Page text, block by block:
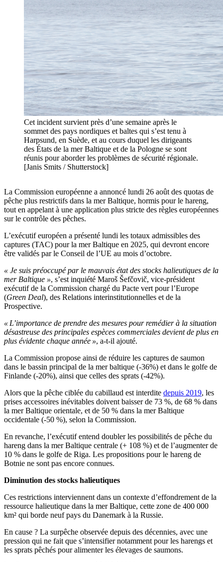
Cet incident survient près d’une semaine après le
sommet des pays nordiques et baltes qui s’est tenu à
Harpsund, en Suède, et au cours duquel les dirigeants
des États de la mer Baltique et de la Pologne se sont
réunis pour aborder les problèmes de sécurité régionale.
[Janis Smits / Shutterstock]
La Commission européenne a annoncé lundi 26 août des quotas de
pêche plus restrictifs dans la mer Baltique, hormis pour le hareng,
tout en appelant à une application plus stricte des règles européennes
sur le contrôle des pêches.
L’exécutif européen a présenté lundi les totaux admissibles des
captures (TAC) pour la mer Baltique en 2025, qui devront encore
être validés par le Conseil de l’UE au mois d’octobre.
« Je suis préoccupé par le mauvais état des stocks halieutiques de la
mer Baltique », s’est inquiété Maroš Šefčovič, vice-président
exécutif de la Commission chargé du Pacte vert pour l’Europe
(Green Deal), des Relations interinstitutionnelles et de la
Prospective.
« L’importance de prendre des mesures pour remédier à la situation
désastreuse des principales espèces commerciales devient de plus en
plus évidente chaque année », a-t-il ajouté.
La Commission propose ainsi de réduire les captures de saumon
dans le bassin principal de la mer baltique (-36%) et dans le golfe de
Finlande (-20%), ainsi que celles des sprats (-42%).
Alors que la pêche ciblée du cabillaud est interdite depuis 2019, les
prises accessoires inévitables doivent baisser de 73 %, de 68 % dans
la mer Baltique orientale, et de 50 % dans la mer Baltique
occidentale (-50 %), selon la Commission.
En revanche, l’exécutif entend doubler les possibilités de pêche du
hareng dans la mer Baltique centrale (+ 108 %) et de l’augmenter de
10 % dans le golfe de Riga. Les propositions pour le hareng de
Botnie ne sont pas encore connues.
Diminution des stocks halieutiques
Ces restrictions interviennent dans un contexte d’effondrement de la
ressource halieutique dans la mer Baltique, cette zone de 400 000
km² qui borde neuf pays du Danemark à la Russie.
En cause ? La surpêche observée depuis des décennies, avec une
pression qui ne fait que s’intensifier notamment pour les harengs et
les sprats pêchés pour alimenter les élevages de saumons.